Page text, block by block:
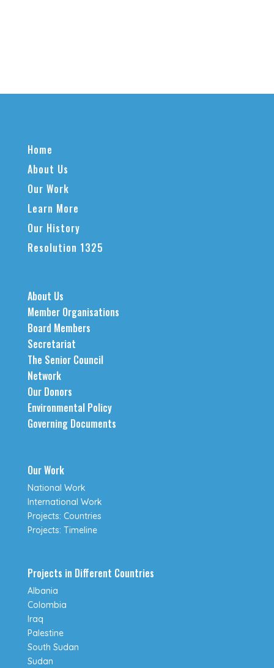
Home
About Us
Our Work
Learn More
Our History
Resolution 1325
About Us
Member Organisations
Board Members
Secretariat
The Senior Council
Network
Our Donors
Environmental Policy
Governing Documents
Our Work
National Work
International Work
Projects: Countries
Projects: Timeline
Projects in Different Countries
Albania
Colombia
Iraq
Palestine
South Sudan
Sudan